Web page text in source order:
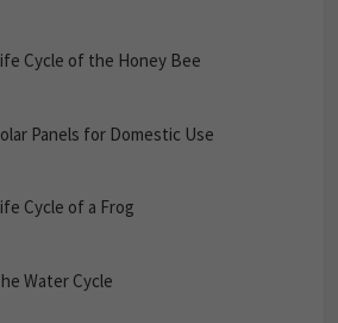
Cycle of the Honey Bee
Panels for Domestic Use
Cycle of a Frog
Water Cycle